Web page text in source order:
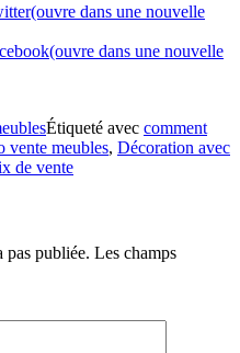
dans une nouvelle
dans une nouvelle
Étiqueté avec comment
vente meubles, Décoration avec
de vente
pas publiée. Les champs